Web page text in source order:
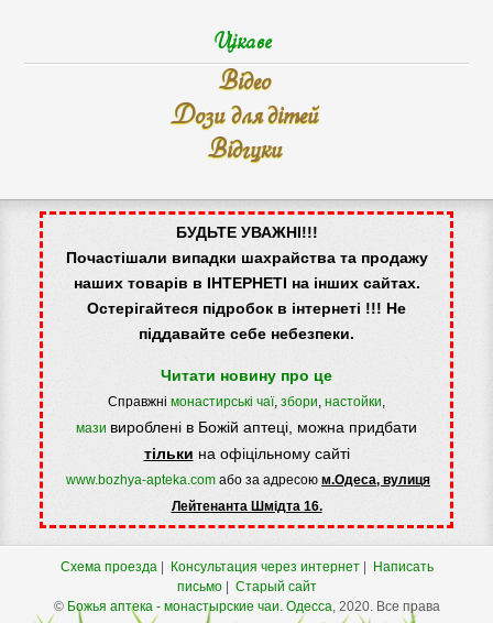
Цікаве
Відео
Дози для дітей
Відгуки
БУДЬТЕ УВАЖНІ!!!
Почастішали випадки шахрайства та продажу
наших товарів в ІНТЕРНЕТІ на інших сайтах.
Остерігайтеся підробок в інтернеті !!! Не
піддавайте себе небезпеки.
Читати новину про це
Справжні монастирські чаї, збори, настойки,
мази вироблені в Божій аптеці, можна придбати
тільки на офіцільному сайті
www.bozhya-apteka.com або за адресою м.Одеса, вулиця
Лейтенанта Шмідта 16.
Схема проезда| Консультация через интернет|
Написать
письмо| Старый сайт
© Божья аптека - монастырские чаи. Одесса, 2020. Все права